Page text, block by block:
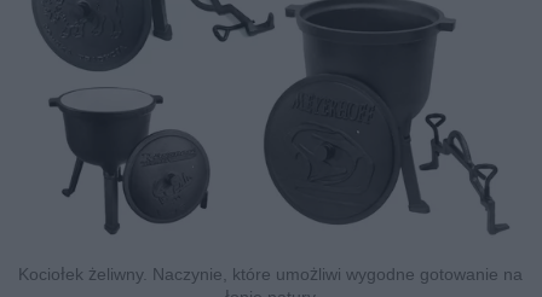
Kociołek żeliwny. Naczynie, które umożliwi wygodne gotowanie na